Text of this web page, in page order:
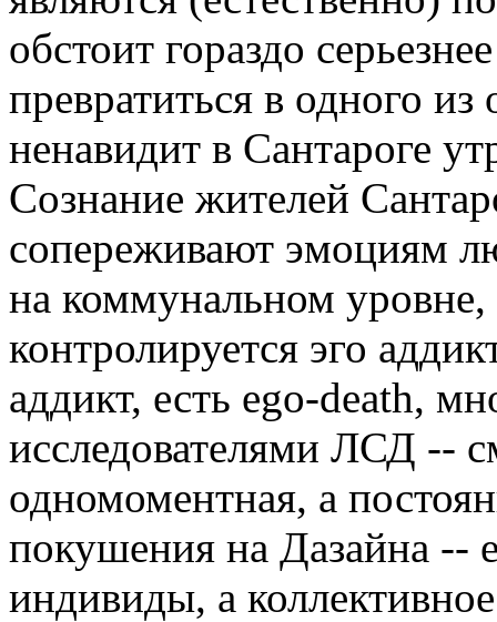
обстоит гораздо
превратиться в одного
ненавидит в Сантароге
Сознание жителей
сопереживают эмоциям
на коммунальном уровне,
контролируется эго
аддикт, есть ego-death,
исследователями ЛСД --
одномоментная, а
покушения на Дазайна --
индивиды, а